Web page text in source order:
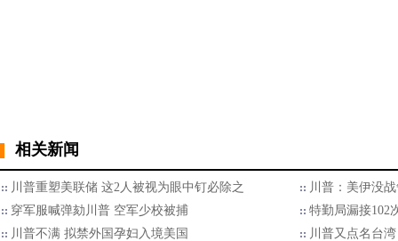
相关新闻
川普重塑美联储 这2人被视为眼中钉必除之
川普：美伊没
穿军服喊弹劾川普 空军少校被捕
特勤局漏接102
川普不满 拟禁外国孕妇入境美国
川普又点名台湾